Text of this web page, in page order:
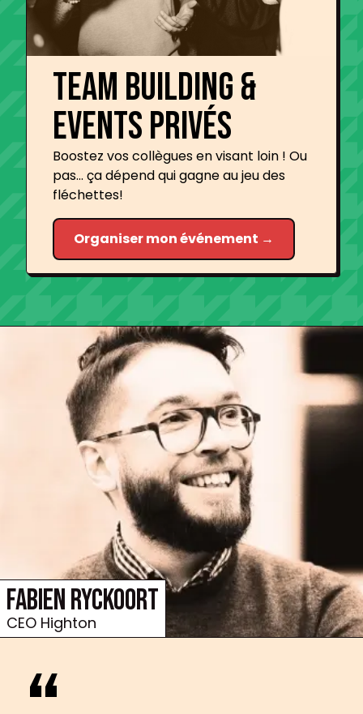
TEAM building &
events privés
Boostez vos collègues en visant loin ! Ou
pas... ça dépend qui gagne au jeu des
fléchettes!
Organiser mon événement →
Fabien Ryckoort
CEO Highton